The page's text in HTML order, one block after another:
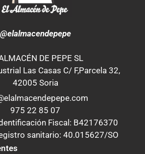
@elalmacendepepe
DE PEPE SL
Las Casas C/ F,Parcela 32,
42005 Soria
975 22 85 07
Fiscal: B42176370
sanitario: 40.015627/SO